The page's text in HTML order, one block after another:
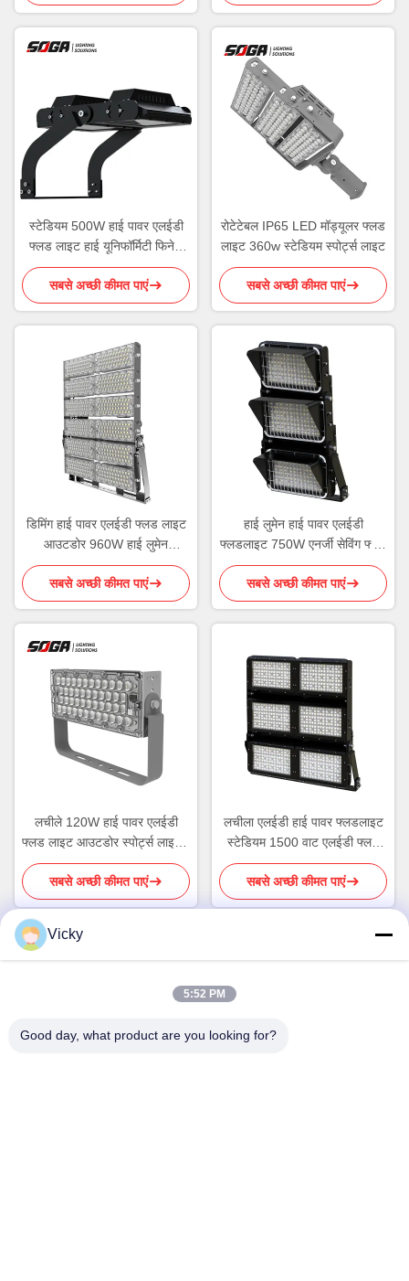
स्टेडियम 500W हाई पावर एलईडी
फ्लड लाइट हाई यूनिफॉर्मिटी फिनेड
स्टाइल हीटसिंक
सबसे अच्छी कीमत पाएं
रोटेटेबल IP65 LED मॉड्यूलर फ्लड
लाइट 360w स्टेडियम स्पोर्ट्स लाइट
सबसे अच्छी कीमत पाएं
डिमिंग हाई पावर एलईडी फ्लड लाइट
आउटडोर 960W हाई लुमेन
फ्लडलाइट
सबसे अच्छी कीमत पाएं
हाई लुमेन हाई पावर एलईडी
फ्लडलाइट 750W एनर्जी सेविंग फ्लड
लाइट IK08
सबसे अच्छी कीमत पाएं
लचीले 120W हाई पावर एलईडी
फ्लड लाइट आउटडोर स्पोर्ट्स लाइट्स
IP65
सबसे अच्छी कीमत पाएं
लचीला एलईडी हाई पावर फ्लडलाइट
स्टेडियम 1500 वाट एलईडी फ्लड
लाइट
सबसे अच्छी कीमत पाएं
पता
Vicky
5:52 PM
Good day, what product are you looking for?